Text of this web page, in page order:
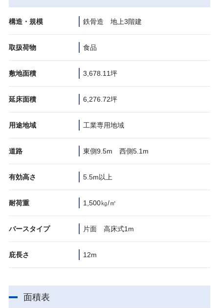
構造・規模 鉄骨造 地上3階建
取扱荷物 食品
敷地面積 3,678.11坪
延床面積 6,276.72坪
用途地域 工業専用地域
道路 東側9.5m 西側5.1m
有効高さ 5.5m以上
耐荷重 1,500㎏/㎡
バースタイプ 片面 高床式1m
庇長さ 12m
面積表